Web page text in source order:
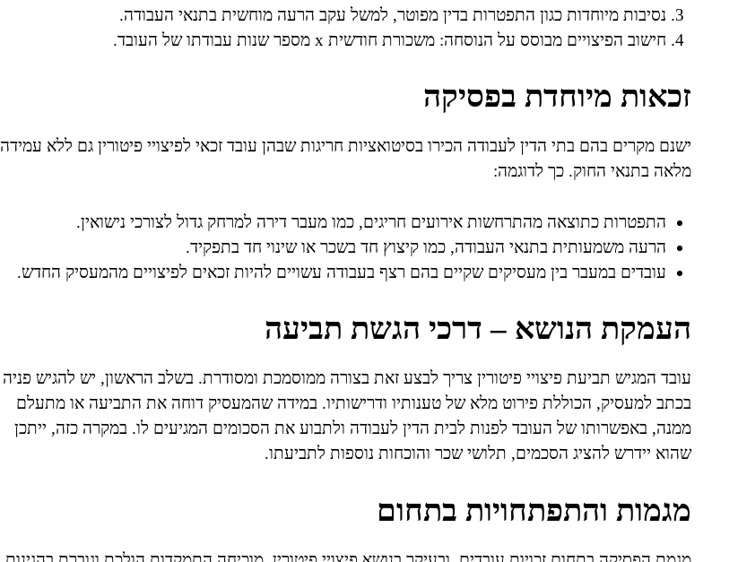
נסיבות מיוחדות כגון התפטרות בדין מפוטר, למשל עקב הרעה מוחשית בתנאי העבודה.
חישוב הפיצויים מבוסס על הנוסחה: משכורת חודשית x מספר שנות עבודתו של העובד.
זכאות מיוחדת בפסיקה
ישנם מקרים בהם בתי הדין לעבודה הכירו בסיטואציות חריגות שבהן עובד זכאי לפיצויי פיטורין גם ללא עמידה
מלאה בתנאי החוק. כך לדוגמה:
התפטרות כתוצאה מהתרחשות אירועים חריגים, כמו מעבר דירה למרחק גדול לצורכי נישואין.
הרעה משמעותית בתנאי העבודה, כמו קיצוץ חד בשכר או שינוי חד בתפקיד.
עובדים במעבר בין מעסיקים שקיים בהם רצף בעבודה עשויים להיות זכאים לפיצויים מהמעסיק החדש.
העמקת הנושא – דרכי הגשת תביעה
עובד המגיש תביעת פיצויי פיטורין צריך לבצע זאת בצורה ממוסמכת ומסודרת. בשלב הראשון, יש להגיש פניה
בכתב למעסיק, הכוללת פירוט מלא של טענותיו ודרישותיו. במידה שהמעסיק דוחה את התביעה או מתעלם
ממנה, באפשרותו של העובד לפנות לבית הדין לעבודה ולתבוע את הסכומים המגיעים לו. במקרה כזה, ייתכן
שהוא יידרש להציג הסכמים, תלושי שכר והוכחות נוספות לתביעתו.
מגמות והתפתחויות בתחום